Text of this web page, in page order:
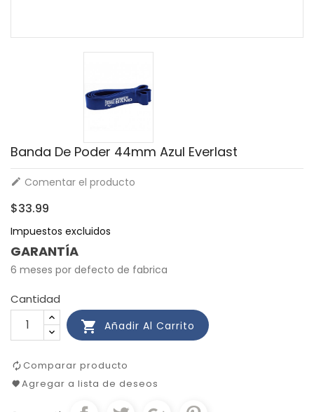
Banda De Poder 44mm Azul Everlast
 Comentar el producto
$33.99
Impuestos excluidos
GARANTÍA
6 meses por defecto de fabrica
Cantidad
 Añadir Al Carrito
Comparar producto
Agregar a lista de deseos